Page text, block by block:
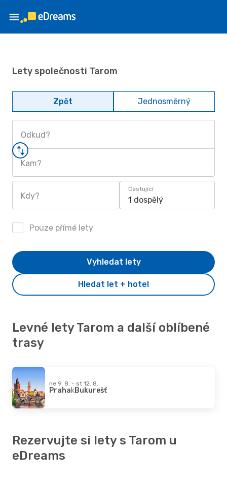
Lety společnosti Tarom
Zpět Jednosměrný
Odkud?
Kam?
Kdy?
Cestující
1 dospělý
Pouze přímé lety
Hledat let + hotel
Vyhledat lety
Levné lety Tarom a další oblíbené
trasy
ne 9. 8. - st 12. 8.
PrahakBukurešť
Rezervujte si lety s Tarom u
eDreams